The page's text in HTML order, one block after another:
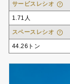
サービスレシオ
1.71人
スペースレシオ
44.26トン